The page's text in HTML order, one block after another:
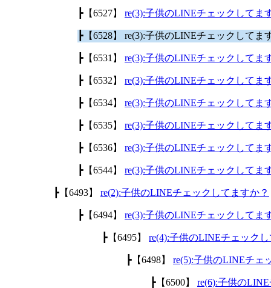
┣【6527】 re(3):子供のLINEチェックしてま
┣【6528】 re(3):子供のLINEチェックしてま
┣【6531】 re(3):子供のLINEチェックしてま
┣【6532】 re(3):子供のLINEチェックしてま
┣【6534】 re(3):子供のLINEチェックしてま
┣【6535】 re(3):子供のLINEチェックしてま
┣【6536】 re(3):子供のLINEチェックしてま
┣【6544】 re(3):子供のLINEチェックしてま
┣【6493】 re(2):子供のLINEチェックしてますか？
┣【6494】 re(3):子供のLINEチェックしてま
┣【6495】 re(4):子供のLINEチェック
┣【6498】 re(5):子供のLINEチェ
┣【6500】 re(6):子供の